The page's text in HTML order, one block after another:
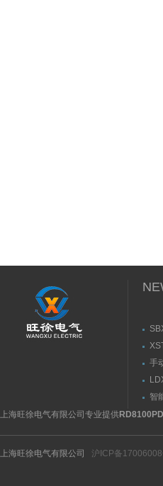
手
（
（
智
紧
上海旺徐电气有限公司专业提供
上海旺徐电气有限公司 沪ICP备